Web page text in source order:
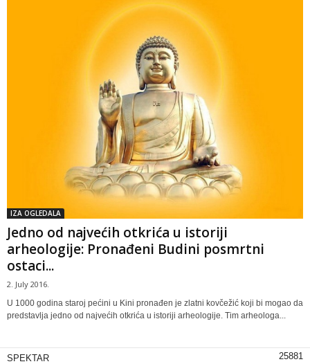
IZA OGLEDALA
Jedno od najvećih otkrića u istoriji
arheologije: Pronađeni Budini posmrtni
ostaci...
2. July 2016.
U 1000 godina staroj pećini u Kini pronađen je zlatni kovčežić koji bi mogao da
predstavlja jedno od najvećih otkrića u istoriji arheologije. Tim arheologa...
SPEKTAR 25881